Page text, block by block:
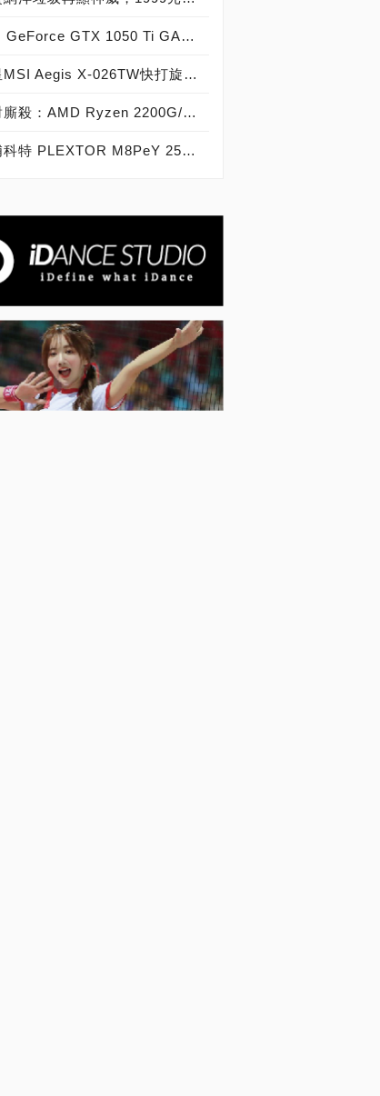
MSI GeForce GTX 1050 Ti GAMING X 4G實測開箱，中階電競顯示卡中的玩家精品！
微星MSI Aegis X-026TW快打旋風V同梱版實測開箱，VR電競桌機的頂尖之作！
捉對廝殺：AMD Ryzen 2200G/2400G VS Intel Core i3-8100/i5-8400
「浦科特 PLEXTOR M8PeY 256GB、512GB、1TB」實測開箱，玩家級NVMe型PCIe 3.0 x4 SSD效能實測大作戰！